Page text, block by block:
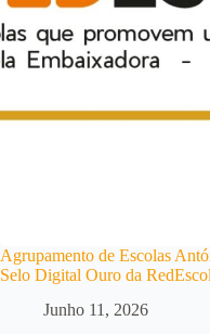
Agrupamento de Escolas
Selo Digital Ouro da
Junho 11, 2026